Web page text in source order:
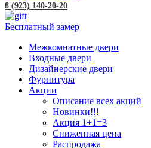
8 (923) 140-20-20
Бесплатный замер
Межкомнатные двери
Входные двери
Дизайнерские двери
Фурнитура
Акции
Описание всех акций
Новинки!!!
Акция 1+1=3
Сниженная цена
Распродажа